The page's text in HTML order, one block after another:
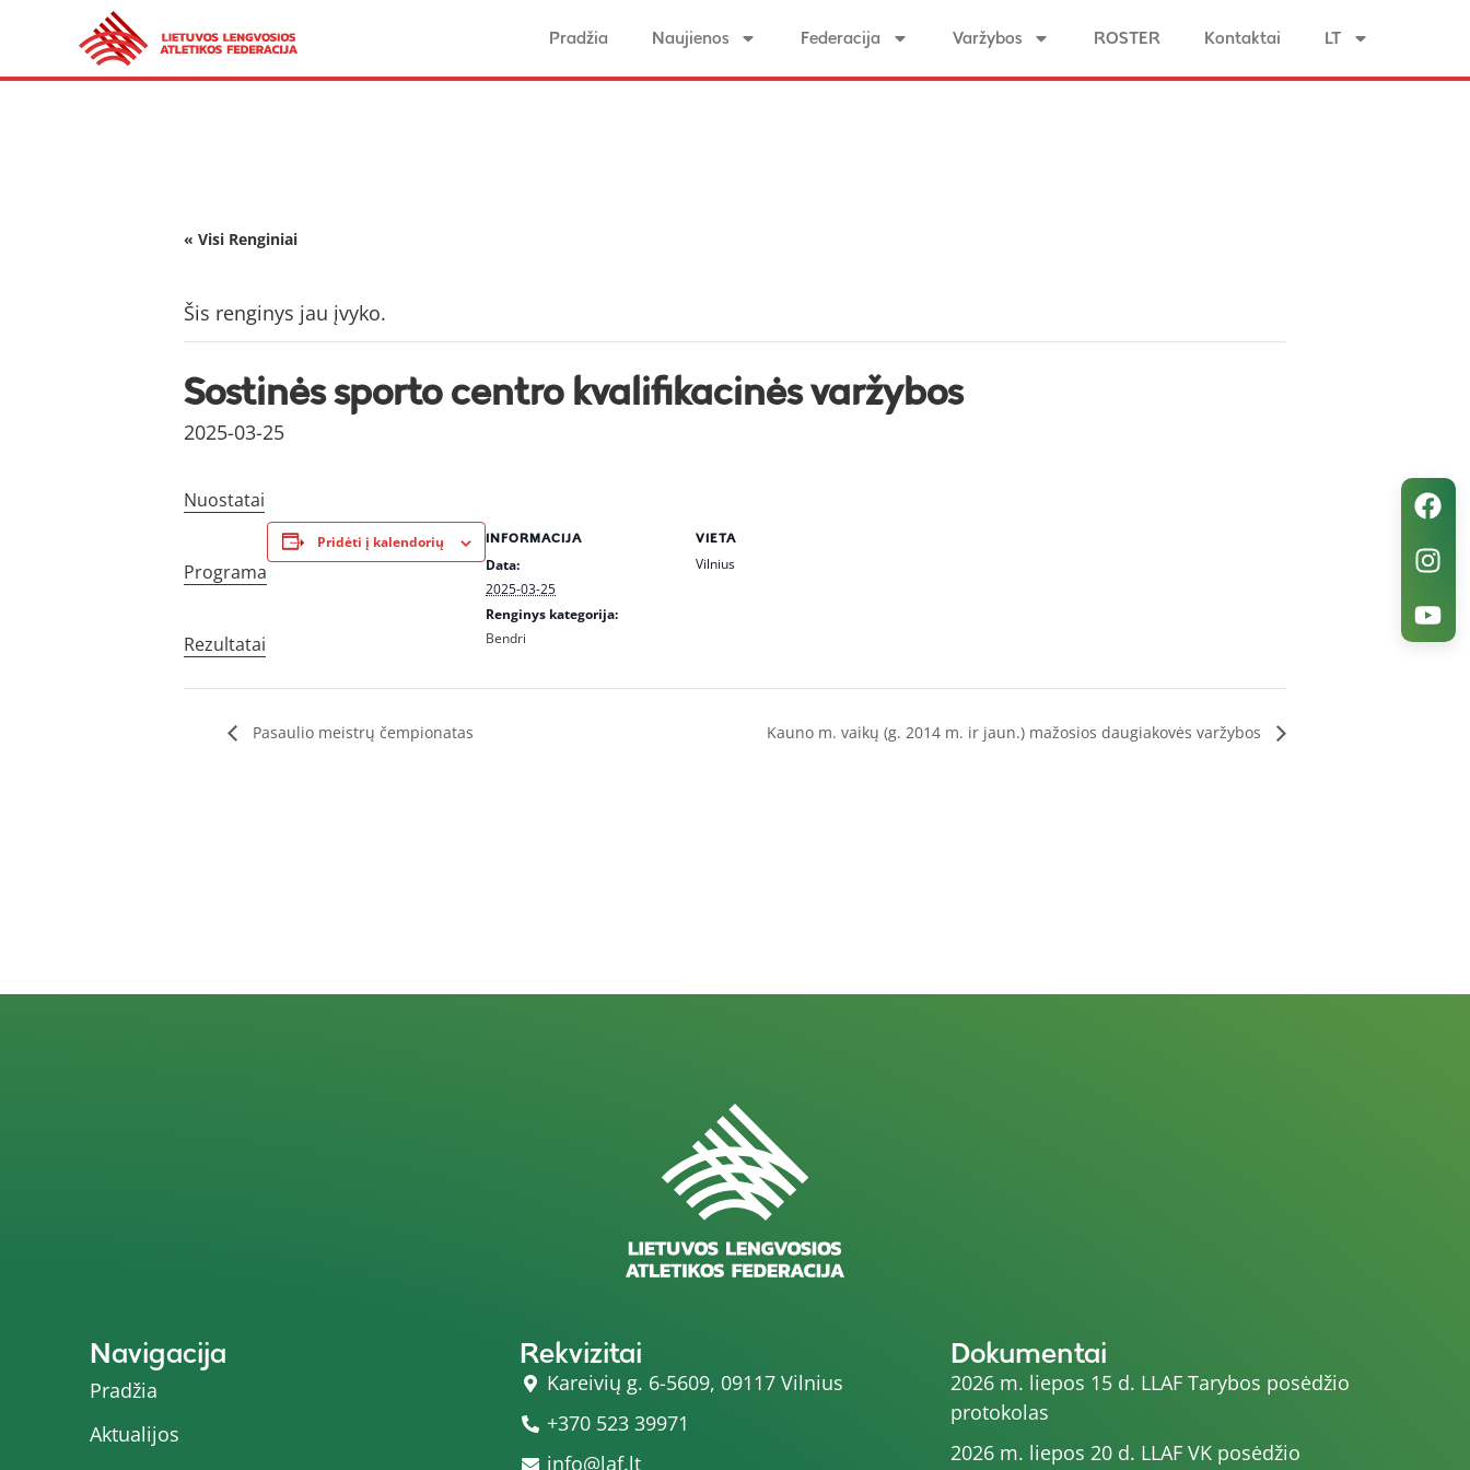
Pradžia Naujienos Federacija Varžybos ROSTER Kontaktai LT
« Visi Renginiai
Šis renginys jau įvyko.
Sostinės sporto centro kvalifikacinės varžybos
2025-03-25
Nuostatai
Programa
Rezultatai
Pridėti į kalendorių INFORMACIJA
Data:
2025-03-25
Renginys kategorija:
Bendri
VIETA
Vilnius
Pasaulio meistrų čempionatas Kauno m. vaikų (g. 2014 m. ir jaun.) mažosios daugiakovės varžybos
Navigacija
Pradžia
Aktualijos
Rekvizitai
Kareivių g. 6-5609, 09117 Vilnius
+370 523 39971
info@laf.lt
Dokumentai
2026 m. liepos 15 d. LLAF Tarybos posėdžio
protokolas
2026 m. liepos 20 d. LLAF VK posėdžio